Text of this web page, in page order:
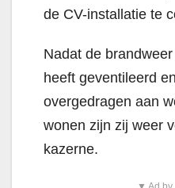
de CV-installatie te
Nadat de
heeft geventileerd
overgedragen aan
wonen zijn zij weer
kazerne.